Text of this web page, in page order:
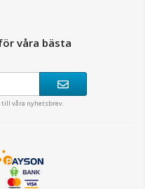
våra bästa
till våra nyhetsbrev.